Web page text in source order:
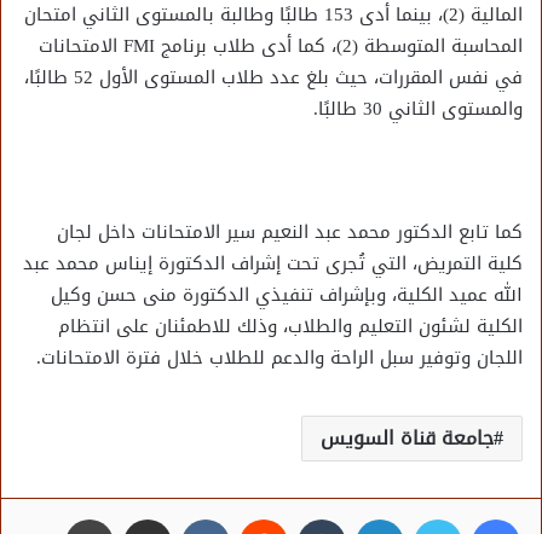
المالية (2)، بينما أدى 153 طالبًا وطالبة بالمستوى الثاني امتحان
المحاسبة المتوسطة (2)، كما أدى طلاب برنامج FMI الامتحانات
في نفس المقررات، حيث بلغ عدد طلاب المستوى الأول 52 طالبًا،
والمستوى الثاني 30 طالبًا.
كما تابع الدكتور محمد عبد النعيم سير الامتحانات داخل لجان
كلية التمريض، التي تُجرى تحت إشراف الدكتورة إيناس محمد عبد
الله عميد الكلية، وبإشراف تنفيذي الدكتورة منى حسن وكيل
الكلية لشئون التعليم والطلاب، وذلك للاطمئنان على انتظام
اللجان وتوفير سبل الراحة والدعم للطلاب خلال فترة الامتحانات.
جامعة قناة السويس
فيسبوك تويتر لينكدإن مشاركة عبر البريد